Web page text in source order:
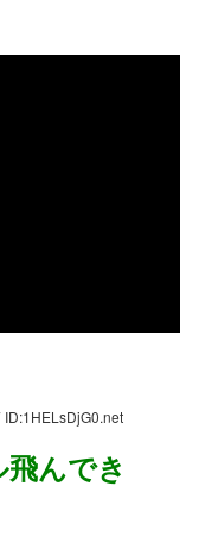
ID:1HELsDjG0.net
んでき